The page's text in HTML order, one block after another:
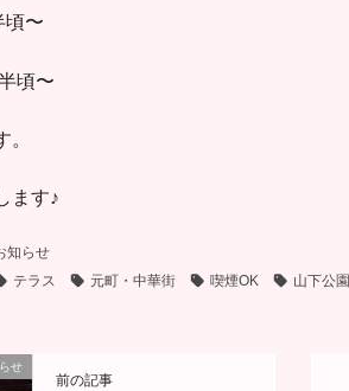
頃〜
頃〜
ます♪
知らせ
テラス 元町・中華街 喫煙OK 山下公園
せ
前の記事